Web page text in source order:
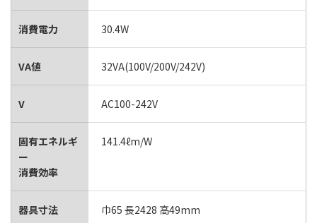
消費電力 30.4W
VA値 32VA(100V/200V/242V)
V AC100-242V
固有エネルギ
ー
消費効率
141.4ℓm/W
器具寸法 巾65 長2428 高49mm